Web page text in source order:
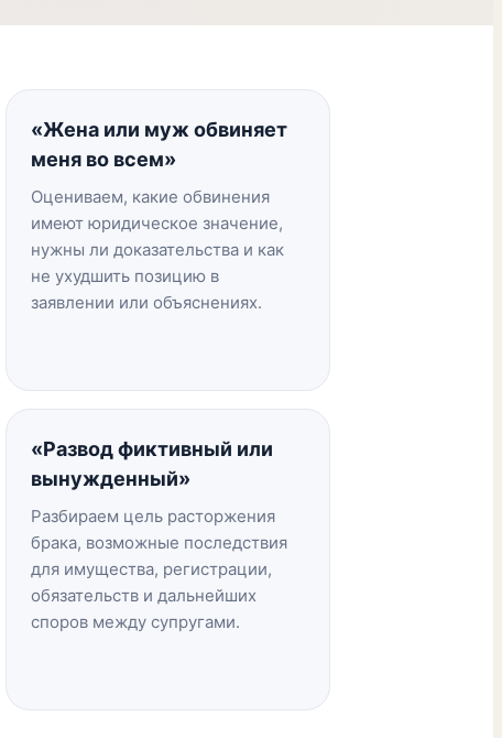
«Жена или муж обвиняет
меня во всем»
Оцениваем, какие обвинения
имеют юридическое значение,
нужны ли доказательства и как
не ухудшить позицию в
заявлении или объяснениях.
«Развод фиктивный или
вынужденный»
Разбираем цель расторжения
брака, возможные последствия
для имущества, регистрации,
обязательств и дальнейших
споров между супругами.